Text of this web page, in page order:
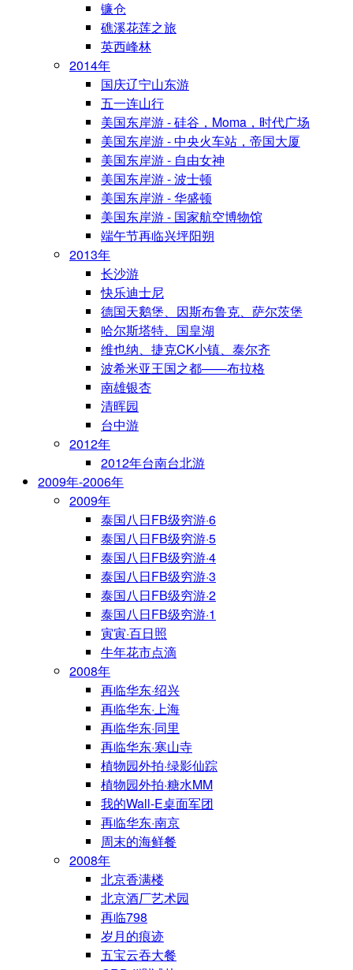
镰仓
礁溪花莲之旅
英西峰林
2014年
国庆辽宁山东游
五一连山行
美国东岸游 - 硅谷，Moma，时代广场
美国东岸游 - 中央火车站，帝国大厦
美国东岸游 - 自由女神
美国东岸游 - 波士顿
美国东岸游 - 华盛顿
美国东岸游 - 国家航空博物馆
端午节再临兴坪阳朔
2013年
长沙游
快乐迪士尼
德国天鹅堡、因斯布鲁克、萨尔茨堡
哈尔斯塔特、国皇湖
维也纳、捷克CK小镇、泰尔齐
波希米亚王国之都——布拉格
南雄银杏
清晖园
台中游
2012年
2012年台南台北游
2009年-2006年
2009年
泰国八日FB级穷游·6
泰国八日FB级穷游·5
泰国八日FB级穷游·4
泰国八日FB级穷游·3
泰国八日FB级穷游·2
泰国八日FB级穷游·1
寅寅·百日照
牛年花市点滴
2008年
再临华东·绍兴
再临华东·上海
再临华东·同里
再临华东·寒山寺
植物园外拍·绿影仙踪
植物园外拍·糖水MM
我的Wall-E桌面军团
再临华东·南京
周末的海鲜餐
2008年
北京香满楼
北京酒厂艺术园
再临798
岁月的痕迹
五宝云吞大餐